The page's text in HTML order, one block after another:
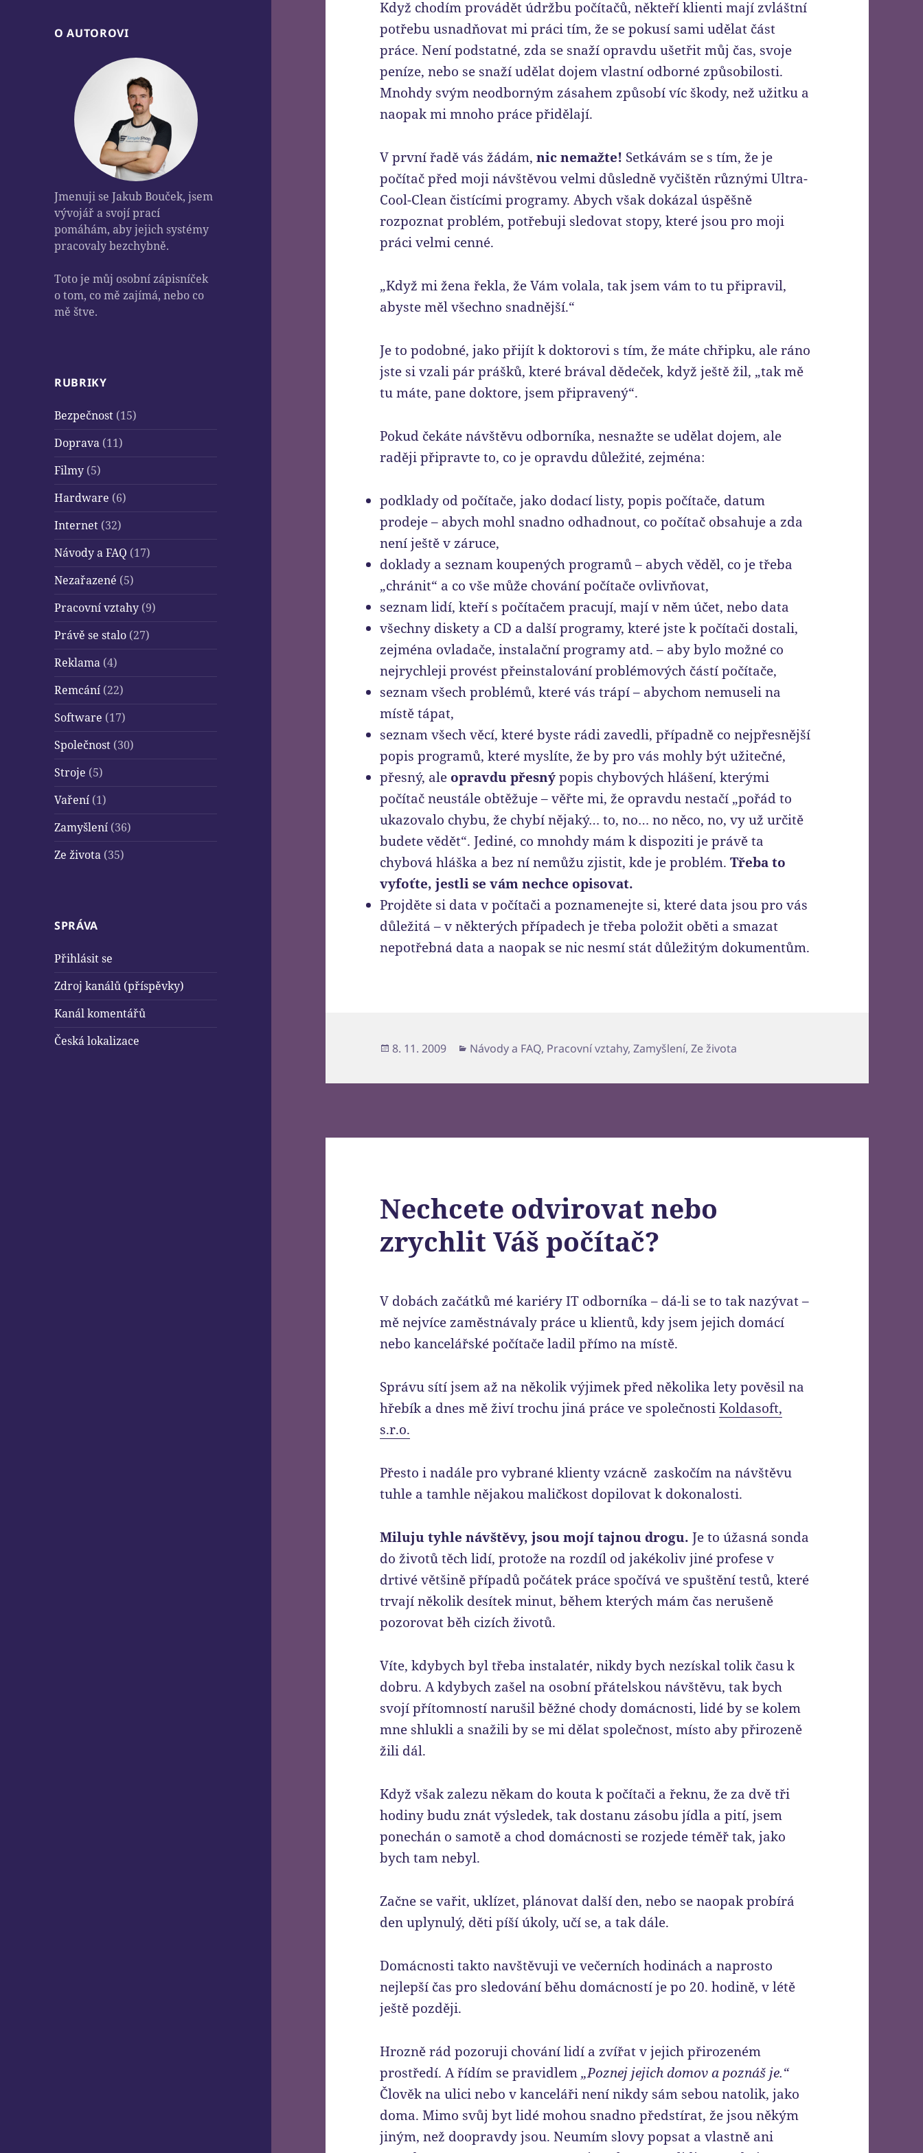
O AUTOROVI
Jmenuji se Jakub Bouček, jsem
vývojář a svojí prací
pomáhám, aby jejich systémy
pracovaly bezchybně.
Toto je můj osobní zápisníček
o tom, co mě zajímá, nebo co
mě štve.
RUBRIKY
Bezpečnost (15)
Doprava (11)
Filmy (5)
Hardware (6)
Internet (32)
Návody a FAQ (17)
Nezařazené (5)
Pracovní vztahy (9)
Právě se stalo (27)
Reklama (4)
Remcání (22)
Software (17)
Společnost (30)
Stroje (5)
Vaření (1)
Zamyšlení (36)
Ze života (35)
SPRÁVA
Přihlásit se
Zdroj kanálů (příspěvky)
Kanál komentářů
Česká lokalizace
Když chodím provádět údržbu počítačů, někteří klienti mají zvláštní
potřebu usnadňovat mi práci tím, že se pokusí sami udělat část
práce. Není podstatné, zda se snaží opravdu ušetřit můj čas, svoje
peníze, nebo se snaží udělat dojem vlastní odborné způsobilosti.
Mnohdy svým neodborným zásahem způsobí víc škody, než užitku a
naopak mi mnoho práce přidělají.
V první řadě vás žádám,nic nemažte! Setkávám se s tím, že je
počítač před moji návštěvou velmi důsledně vyčištěn různými Ultra-
Cool-Clean čistícími programy. Abych však dokázal úspěšně
rozpoznat problém, potřebuji sledovat stopy, které jsou pro moji
práci velmi cenné.
„Když mi žena řekla, že Vám volala, tak jsem vám to tu připravil,
abyste měl všechno snadnější.“
Je to podobné, jako přijít k doktorovi s tím, že máte chřipku, ale ráno
jste si vzali pár prášků, které brával dědeček, když ještě žil, „tak mě
tu máte, pane doktore, jsem připravený“.
Pokud čekáte návštěvu odborníka, nesnažte se udělat dojem, ale
raději připravte to, co je opravdu důležité, zejména:
podklady od počítače, jako dodací listy, popis počítače, datum
prodeje – abych mohl snadno odhadnout, co počítač obsahuje a zda
není ještě v záruce,
doklady a seznam koupených programů – abych věděl, co je třeba
„chránit“ a co vše může chování počítače ovlivňovat,
seznam lidí, kteří s počítačem pracují, mají v něm účet, nebo data
všechny diskety a CD a další programy, které jste k počítači dostali,
zejména ovladače, instalační programy atd. – aby bylo možné co
nejrychleji provést přeinstalování problémových částí počítače,
seznam všech problémů, které vás trápí – abychom nemuseli na
místě tápat,
seznam všech věcí, které byste rádi zavedli, případně co nejpřesnější
popis programů, které myslíte, že by pro vás mohly být užitečné,
přesný, ale opravdu přesnýpopis chybových hlášení, kterými
počítač neustále obtěžuje – věřte mi, že opravdu nestačí „pořád to
ukazovalo chybu, že chybí nějaký… to, no… no něco, no, vy už určitě
budete vědět“. Jediné, co mnohdy mám k dispoziti je právě ta
chybová hláška a bez ní nemůžu zjistit, kde je problém.Třeba to
vyfoťte, jestli se vám nechce opisovat.
Projděte si data v počítači a poznamenejte si, které data jsou pro vás
důležitá – v některých případech je třeba položit oběti a smazat
nepotřebná data a naopak se nic nesmí stát důležitým dokumentům.
Publikováno:
8. 11. 2009 Rubriky:
Návody a FAQ, Pracovní vztahy,Zamyšlení,Ze života
Nechcete odvirovat nebo
zrychlit Váš počítač?
V dobách začátků mé kariéry IT odborníka – dá-li se to tak nazývat –
mě nejvíce zaměstnávaly práce u klientů, kdy jsem jejich domácí
nebo kancelářské počítače ladil přímo na místě.
Správu sítí jsem až na několik výjimek před několika lety pověsil na
hřebík a dnes mě živí trochu jiná práce ve společnostiKoldasoft,
s.r.o.
Přesto i nadále pro vybrané klienty vzácně zaskočím na návštěvu
tuhle a tamhle nějakou maličkost dopilovat k dokonalosti.
Miluju tyhle návštěvy, jsou mojí tajnou drogu. Je to úžasná sonda
do životů těch lidí, protože na rozdíl od jakékoliv jiné profese v
drtivé většině případů počátek práce spočívá ve spuštění testů, které
trvají několik desítek minut, během kterých mám čas nerušeně
pozorovat běh cizích životů.
Víte, kdybych byl třeba instalatér, nikdy bych nezískal tolik času k
dobru. A kdybych zašel na osobní přátelskou návštěvu, tak bych
svojí přítomností narušil běžné chody domácnosti, lidé by se kolem
mne shlukli a snažili by se mi dělat společnost, místo aby přirozeně
žili dál.
Když však zalezu někam do kouta k počítači a řeknu, že za dvě tři
hodiny budu znát výsledek, tak dostanu zásobu jídla a pití, jsem
ponechán o samotě a chod domácnosti se rozjede téměř tak, jako
bych tam nebyl.
Začne se vařit, uklízet, plánovat další den, nebo se naopak probírá
den uplynulý, děti píší úkoly, učí se, a tak dále.
Domácnosti takto navštěvuji ve večerních hodinách a naprosto
nejlepší čas pro sledování běhu domácností je po 20. hodině, v létě
ještě později.
Hrozně rád pozoruji chování lidí a zvířat v jejich přirozeném
prostředí. A řídím se pravidlem„Poznej jejich domov a poznáš je.“
Člověk na ulici nebo v kanceláři není nikdy sám sebou natolik, jako
doma. Mimo svůj byt lidé mohou snadno předstírat, že jsou někým
jiným, než doopravdy jsou. Neumím slovy popsat a vlastně ani